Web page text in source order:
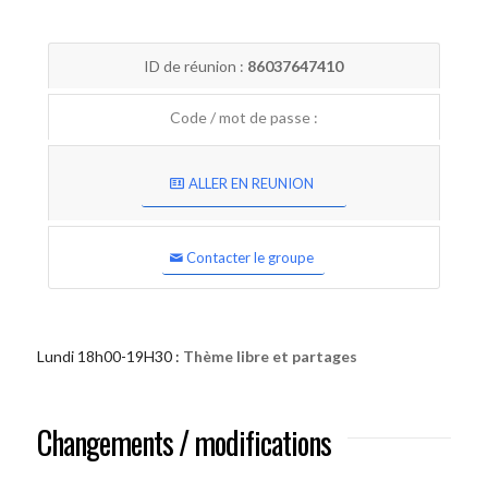
ID de réunion : 86037647410
Code / mot de passe :
ALLER EN REUNION
Contacter le groupe
Lundi 18h00-19H30 : Thème libre et partages
Changements / modifications